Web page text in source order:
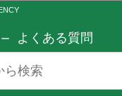
よくある質問